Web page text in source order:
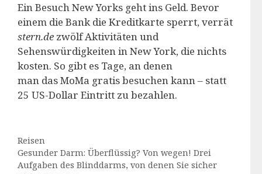
Ein Besuch New Yorks geht ins Geld. Bevor
einem die Bank die Kreditkarte sperrt, verrät
stern.de zwölf Aktivitäten und
Sehenswürdigkeiten in New York, die nichts
kosten. So gibt es Tage, an denen
man das MoMa gratis besuchen kann – statt
25 US-Dollar Eintritt zu bezahlen.
Kategorien
Reisen
Gesunder Darm: Überflüssig? Von wegen! Drei
Aufgaben des Blinddarms, von denen Sie sicher